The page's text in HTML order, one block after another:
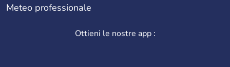
Meteo professionale
Ottieni le nostre app :